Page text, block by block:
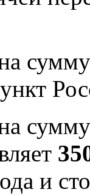
сумму
и